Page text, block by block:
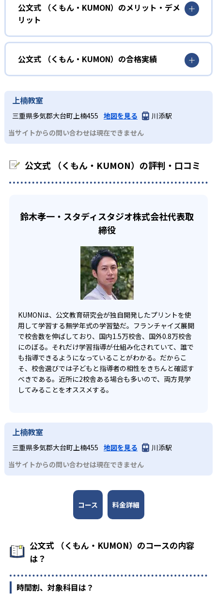
しさを経験できる。
ルステップで進んでいけるよう工夫されている。このスタ
イルは子どもの学習意欲をかき立てるため、教えてもらう
という受け身の姿勢ではなく、自ら進んで学ぶ姿勢を身に
つけられるだろう。
また、自学学習スタイルで学ぶ子どもたちは、自らの学習
課題に気がつくようになる。学年を超えた範囲も学習でき
03 フレキシブルな受講スタイル
KUMONでは、教室が開いている時間内であれば、何曜日に
い中高生にも通室しやすい。また、教室によっては自宅か
小学校に入る準備をしたい幼児向け
KUMONでは細かいステップに分かれた教材で、わかる楽し
さを経験しながら無理なく力を高めていける。
性格や学習への取り組み姿勢に合わせて内容も調整するた
め、小学校に入ってもつまずきにくい学力を身につけられ
るだろう。
中学に向けて苦手教科を克服したい子ども向け
KUMONでは経験豊富な先生が、子どものやる気を引き出せ
る。苦手な科目でも自分で解けた達成感を味わうことで、
少しずつ苦手意識を克服できるだろう。
中学生・高校生
部活や習い事と両立したい生徒向け
宿題の量や進め方に関しては、いつでも気軽に相談可能
公文式 （くもん・KUMON）のメリット・デメ
リット
どんなメリットがある？
KUMONでは自学自習スタイルで勉強するため、集中力や目
標に向かって頑張りやり抜く力を育むことができる。ま
た、年齢や学年にとらわれずに自分の学力に相応したレベ
ルから学習できるため、難しすぎてやる気を損ねたり、簡
単すぎて退屈することもない。
どんなデメリットがある？
KUMONでは、中高生のクラスでも数学・英語・国語の3教
科に限られるため、その他の教科に関しては他塾を検討す
公文式 （くもん・KUMON）の合格実績
KUMONは、公式サイトでは合格実績は公開していない。志
わせたい。
上楠教室
三重県多気郡大台町上楠455 地図を見る
川添駅
当サイトからの問い合わせは現在できません
公文式 （くもん・KUMON）の評判・口コミ
鈴木孝一・スタディスタジオ株式会社代表取
締役
KUMONは、公文教育研究会が独自開発したプリントを使
用して学習する無学年式の学習塾だ。フランチャイズ展開
で校舎数を伸ばしており、国内1.5万校舎、国外0.8万校舎
にのぼる。それだけ学習指導が仕組み化されていて、誰で
も指導できるようになっていることがわかる。だからこ
そ、校舎選びでは子どもと指導者の相性をきちんと確認す
べきである。近所に2校舎ある場合も多いので、両方見学
してみることをオススメする。
上楠教室
三重県多気郡大台町上楠455 地図を見る
川添駅
当サイトからの問い合わせは現在できません
コース 料金詳細
公文式 （くもん・KUMON）のコースの内容
は？
時間割、対象科目は？